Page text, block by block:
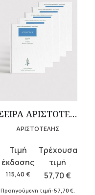
ΣΕΙΡΑ ΑΡΙΣΤΟΤΕΛΟΥΣ «ΟΡΓΑΝΟΝ» (5 τόμοι)
ΑΡΙΣΤΟΤΕΛΗΣ
115,40 €
Original
price
was:
115,40 €.
57,70€
τρέχουσα
τιμή
είναι:
Προηγούμενη τιμή: 57,70 €.